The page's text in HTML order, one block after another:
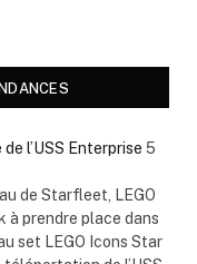
l’USS Enterprise 5
de Starfleet, LEGO
à prendre place dans
set LEGO Icons Star